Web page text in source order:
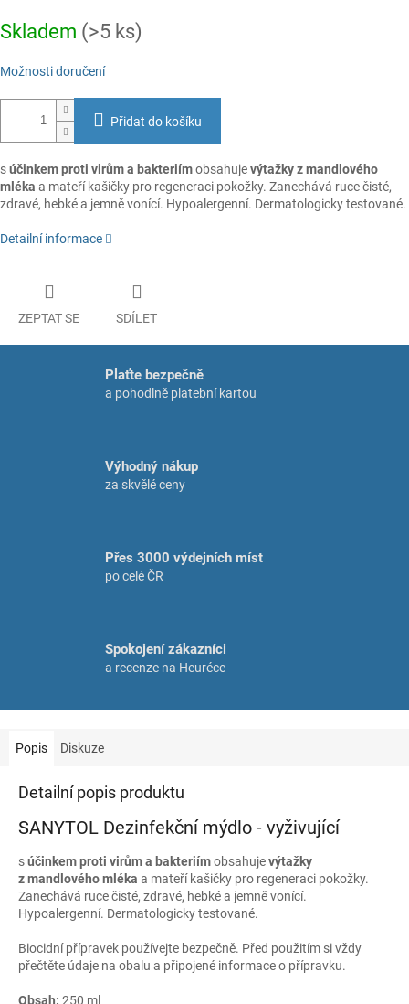
cena:
Skladem (>5 ks)
Možnosti doručení
Přidat do košíku
súčinkem proti virům a bakteriímobsahujevýtažky z mandlového
mléka a mateří kašičky pro regeneraci pokožky. Zanechává ruce čisté,
zdravé, hebké a jemně vonící. Hypoalergenní. Dermatologicky testované.
Detailní informace
ZEPTAT SE SDÍLET
Plaťte bezpečně
a pohodlně platební kartou
Výhodný nákup
za skvělé ceny
Přes 3000 výdejních míst
po celé ČR
Spokojení zákazníci
a recenze na Heuréce
Popis Diskuze
Detailní popis produktu
SANYTOL Dezinfekční mýdlo - vyživující
súčinkem proti virům a bakteriímobsahujevýtažky
z mandlového mléka a mateří kašičky pro regeneraci pokožky.
Zanechává ruce čisté, zdravé, hebké a jemně vonící.
Hypoalergenní. Dermatologicky testované.
Biocidní přípravek používejte bezpečně. Před použitím si vždy
přečtěte údaje na obalu a připojené informace o přípravku.
Obsah: 250 ml